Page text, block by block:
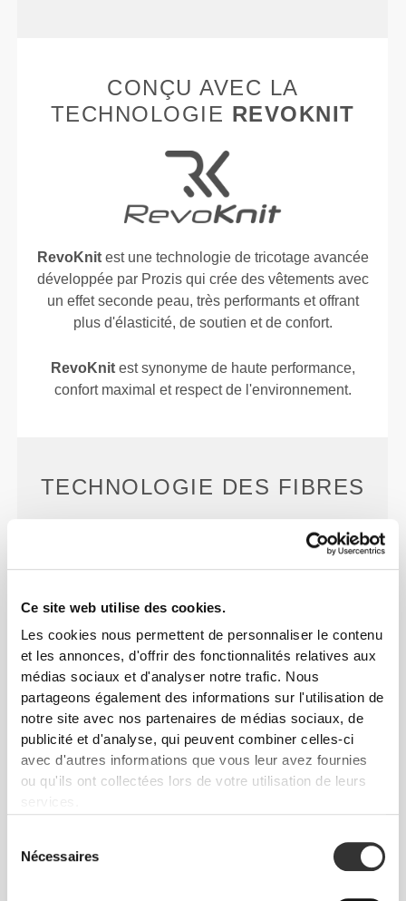
Ce site web utilise des cookies.
Les cookies nous permettent de personnaliser le contenu
et les annonces, d'offrir des fonctionnalités relatives aux
médias sociaux et d'analyser notre trafic. Nous
partageons également des informations sur l'utilisation de
notre site avec nos partenaires de médias sociaux, de
publicité et d'analyse, qui peuvent combiner celles-ci
avec d'autres informations que vous leur avez fournies
ou qu'ils ont collectées lors de votre utilisation de leurs
services.
Nécessaires
CONÇU AVEC LA
TECHNOLOGIE REVOKNIT
RevoKnitest une technologie de tricotage avancée
développée par Prozis qui crée des vêtements avec
un effet seconde peau, très performants et offrant
plus d'élasticité, de soutien et de confort.
RevoKnitest synonyme de haute performance,
confort maximal et respect de l'environnement.
TECHNOLOGIE DES FIBRES
Notre technologie BetterCotton©, mise au point en
laboratoire, conserve les propriétés naturelles du
coton mais les améliore pour une meilleure
performance et des capacités supplémentaires. Le
résultat est un article à séchage rapide, très
absorbant, qui reste très doux au toucher et
présente une solidité, une résistance et une
élasticité améliorées. Une version améliorée du
coton.
CARACTÉRISTIQUES DU